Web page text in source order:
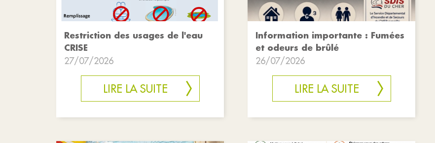
Restriction des usages de l'eau
CRISE
27/07/2026
LIRE LA SUITE
Information importante : Fumées
et odeurs de brûlé
26/07/2026
LIRE LA SUITE